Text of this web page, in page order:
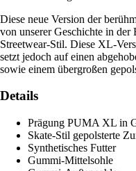
Diese neue Version der
von unserer Geschichte in der
Streetwear-Stil. Diese XL-
setzt jedoch auf einen
sowie einem übergroßen
Details
Prägung PUMA XL in
Skate-Stil gepolsterte
Synthetisches Futter
Gummi-Mittelsohle